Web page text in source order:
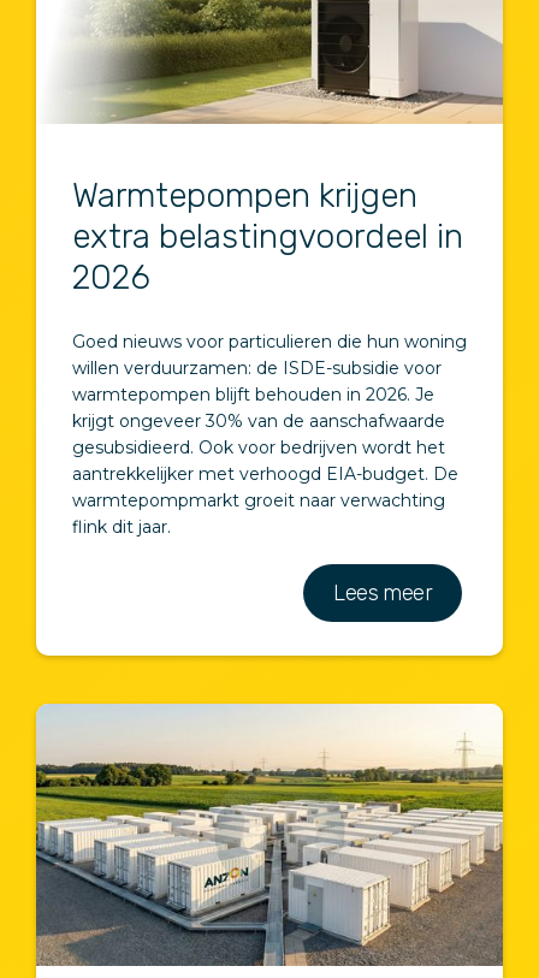
Warmtepompen krijgen
extra belastingvoordeel in
2026
Goed nieuws voor particulieren die hun woning
willen verduurzamen: de ISDE-subsidie voor
warmtepompen blijft behouden in 2026. Je
krijgt ongeveer 30% van de aanschafwaarde
gesubsidieerd. Ook voor bedrijven wordt het
aantrekkelijker met verhoogd EIA-budget. De
warmtepompmarkt groeit naar verwachting
flink dit jaar.
Lees meer